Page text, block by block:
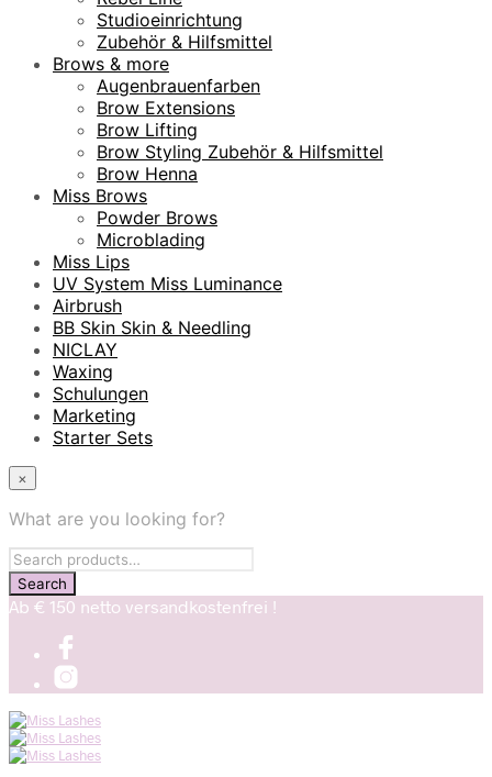
Studioeinrichtung
Zubehör & Hilfsmittel
Brows & more
Augenbrauenfarben
Brow Extensions
Brow Lifting
Brow Styling Zubehör & Hilfsmittel
Brow Henna
Miss Brows
Powder Brows
Microblading
Miss Lips
UV System Miss Luminance
Airbrush
BB Skin Skin & Needling
NICLAY
Waxing
Schulungen
Marketing
Starter Sets
×
What are you looking for?
Ab € 150 netto versandkostenfrei !